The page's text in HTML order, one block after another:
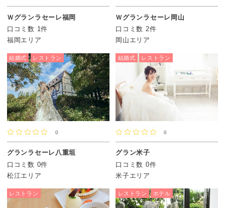
Ｗグランラセーレ福岡
口コミ数 1件
福岡エリア
Ｗグランラセーレ岡山
口コミ数 2件
岡山エリア
結婚式 レストラン
0
グランラセーレ八重垣
口コミ数 0件
松江エリア
結婚式 レストラン
0
グラン米子
口コミ数 0件
米子エリア
レストラン レストラン ホテル